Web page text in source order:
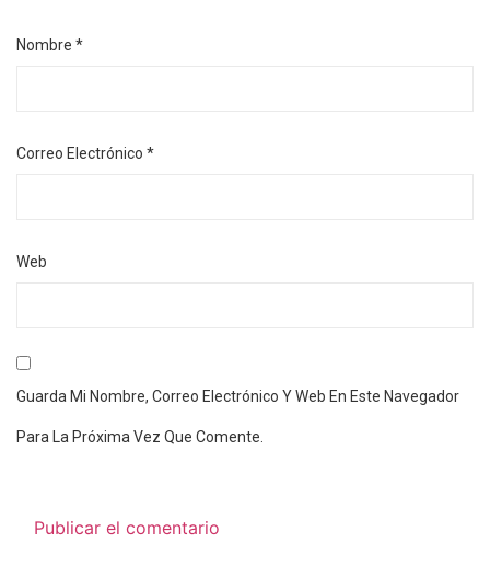
Nombre *
Correo Electrónico *
Web
Guarda Mi Nombre, Correo Electrónico Y Web En Este Navegador
Para La Próxima Vez Que Comente.